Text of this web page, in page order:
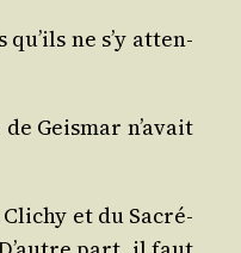
ne s’y atten­
Geis­mar n’avait
et du Sacré-